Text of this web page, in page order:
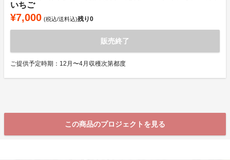
いちご
¥7,000 (税込/送料込)残り0
販売終了
ご提供予定時期：12月〜4月収穫次第都度
この商品のプロジェクトを見る